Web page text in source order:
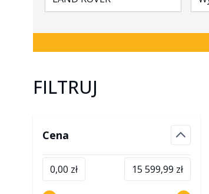
FILTRUJ
Cena
filter
Minimalna wartość
0,00 zł Maksymalna
15 599,99 zł